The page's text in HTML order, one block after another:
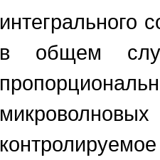
интегрального
в общем